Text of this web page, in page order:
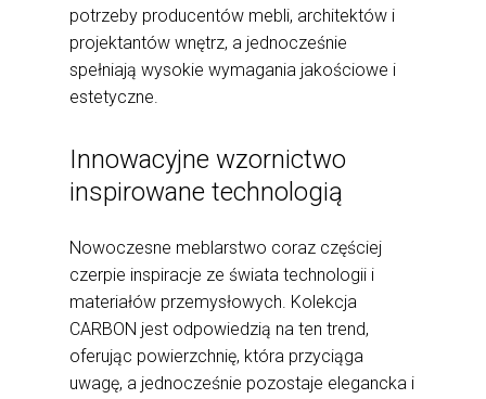
potrzeby producentów mebli, architektów i
projektantów wnętrz, a jednocześnie
spełniają wysokie wymagania jakościowe i
estetyczne.
Innowacyjne wzornictwo
inspirowane technologią
Nowoczesne meblarstwo coraz częściej
czerpie inspiracje ze świata technologii i
materiałów przemysłowych. Kolekcja
CARBON jest odpowiedzią na ten trend,
oferując powierzchnię, która przyciąga
uwagę, a jednocześnie pozostaje elegancka i